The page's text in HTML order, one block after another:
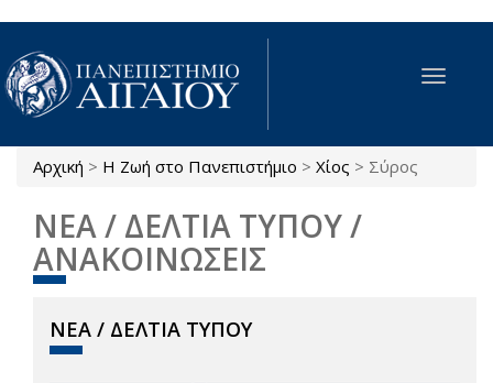
Παράκαμψη προς το κυρίως περιεχόμενο
Toggle
Είστε εδώ
Αρχική > Η Ζωή στο Πανεπιστήμιο > Χίος > Σύρος
ΝΕΑ / ΔΕΛΤΙΑ ΤΥΠΟΥ /
ΑΝΑΚΟΙΝΩΣΕΙΣ
ΝΕΑ / ΔΕΛΤΙΑ ΤΥΠΟΥ